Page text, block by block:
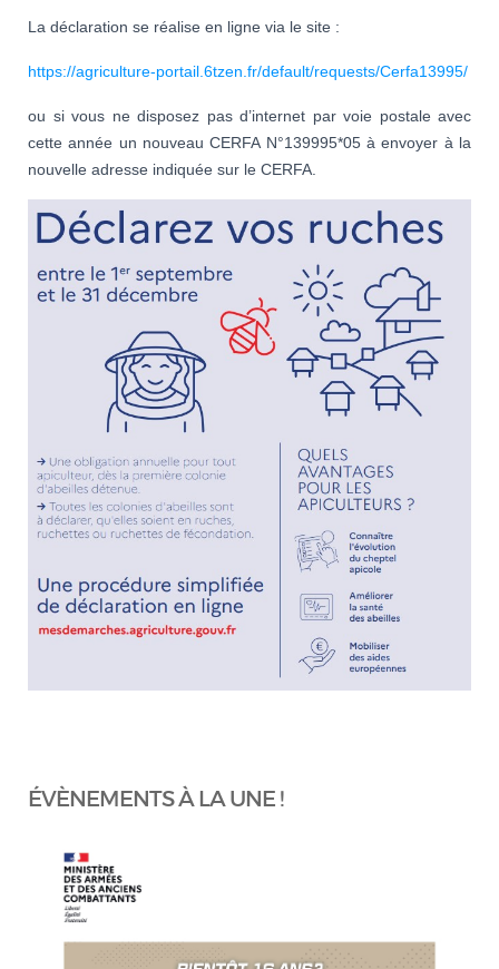
La déclaration se réalise en ligne via le site :
https://agriculture-portail.6tzen.fr/default/requests/Cerfa13995/
ou si vous ne disposez pas d’internet par voie postale avec
cette année un nouveau CERFA N°139995*05 à envoyer à la
nouvelle adresse indiquée sur le CERFA.
ÉVÈNEMENTS À LA UNE !